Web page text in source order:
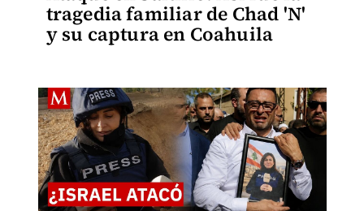
tragedia familiar de Chad 'N'
y su captura en Coahuila